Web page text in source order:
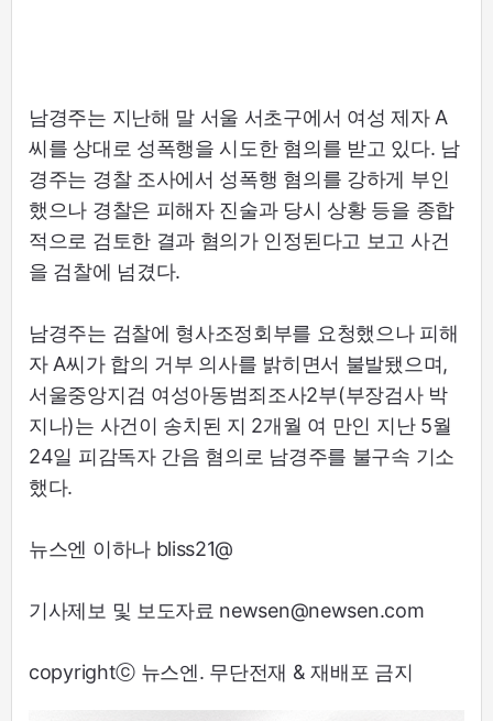
남경주는 지난해 말 서울 서초구에서 여성 제자 A
씨를 상대로 성폭행을 시도한 혐의를 받고 있다. 남
경주는 경찰 조사에서 성폭행 혐의를 강하게 부인
했으나 경찰은 피해자 진술과 당시 상황 등을 종합
적으로 검토한 결과 혐의가 인정된다고 보고 사건
을 검찰에 넘겼다.
남경주는 검찰에 형사조정회부를 요청했으나 피해
자 A씨가 합의 거부 의사를 밝히면서 불발됐으며,
서울중앙지검 여성아동범죄조사2부(부장검사 박
지나)는 사건이 송치된 지 2개월 여 만인 지난 5월
24일 피감독자 간음 혐의로 남경주를 불구속 기소
했다.
뉴스엔 이하나 bliss21@
기사제보 및 보도자료 newsen@newsen.com
copyrightⓒ 뉴스엔. 무단전재 & 재배포 금지